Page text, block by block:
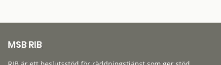
MSB RIB